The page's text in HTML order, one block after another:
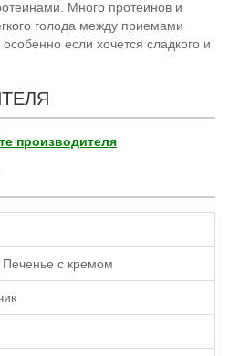
Много протеинов и
голода между приемами
если хочется сладкого и
производителя
Печенье с кремом